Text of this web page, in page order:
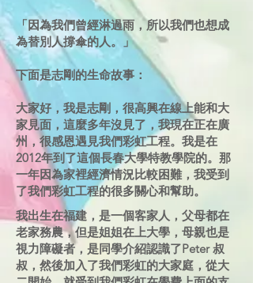
「因為我們曾經淋過雨，所以我們也想成
為替別人撐傘的人。」
下面是志剛的生命故事：
大家好，我是志剛，很高興在線上能和大
家見面，這麼多年沒見了，我現在正在廣
州，很感恩遇見我們彩虹工程。我是在
2012年到了這個長春大學特教學院的。那
一年因為家裡經濟情況比較困難，我受到
了我們彩虹工程的很多關心和幫助。
我出生在福建，是一個客家人，父母都在
老家務農，但是姐姐在上大學，母親也是
視力障礙者，是同學介紹認識了Peter 叔
叔，然後加入了我們彩虹的大家庭，從大